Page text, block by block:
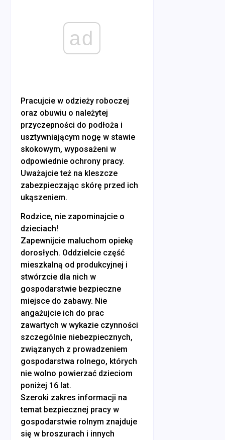
ad
Pracujcie w odzieży roboczej
oraz obuwiu o należytej
przyczepności do podłoża i
usztywniającym nogę w stawie
skokowym, wyposażeni w
odpowiednie ochrony pracy.
Uważajcie też na kleszcze
zabezpieczając skórę przed ich
ukąszeniem.
Rodzice, nie zapominajcie o
dzieciach!
Zapewnijcie maluchom opiekę
dorosłych. Oddzielcie część
mieszkalną od produkcyjnej i
stwórzcie dla nich w
gospodarstwie bezpieczne
miejsce do zabawy. Nie
angażujcie ich do prac
zawartych w wykazie czynności
szczególnie niebezpiecznych,
związanych z prowadzeniem
gospodarstwa rolnego, których
nie wolno powierzać dzieciom
poniżej 16 lat.
Szeroki zakres informacji na
temat bezpiecznej pracy w
gospodarstwie rolnym znajduje
się w broszurach i innych